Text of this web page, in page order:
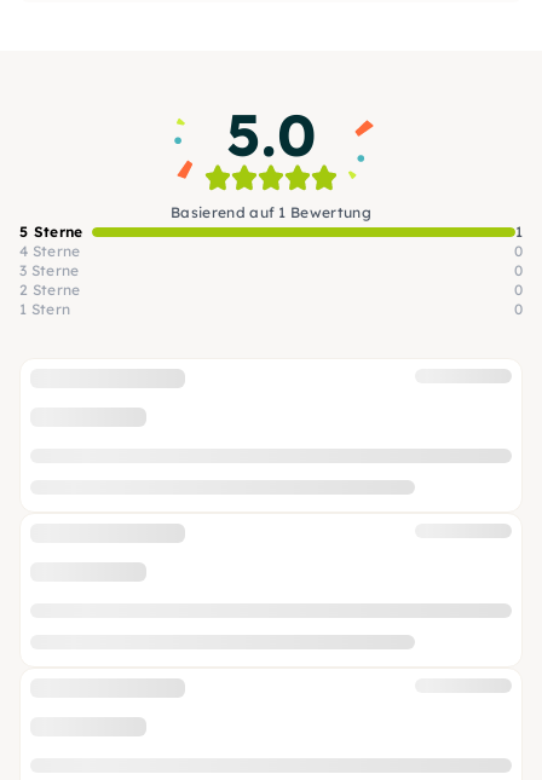
5.0
Basierend auf 1 Bewertung
5 Sterne
1
4 Sterne
0
3 Sterne
0
2 Sterne
0
1 Stern
0